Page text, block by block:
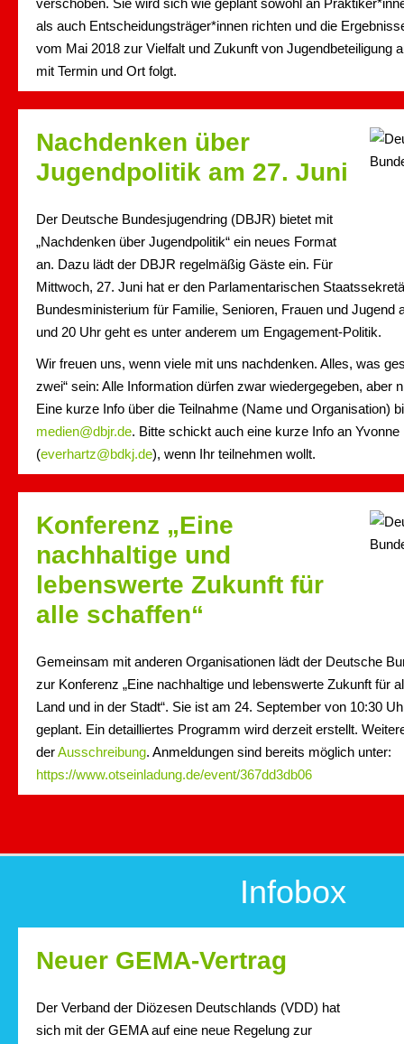
verschoben. Sie wird sich wie geplant sowohl an
als auch Entscheidungsträger*innen richten und die
vom Mai 2018 zur Vielfalt und Zukunft von Jugendbeteiligung
mit Termin und Ort folgt.
Nachdenken über
Jugendpolitik am 27. Juni
Der Deutsche Bundesjugendring (DBJR) bietet mit
„Nachdenken über Jugendpolitik“ ein neues Format
an. Dazu lädt der DBJR regelmäßig Gäste ein. Für
Mittwoch, 27. Juni hat er den Parlamentarischen
Bundesministerium für Familie, Senioren, Frauen und Jugend
und 20 Uhr geht es unter anderem um Engagement-Politik.
Wir freuen uns, wenn viele mit uns nachdenken. Alles, was
zwei“ sein: Alle Information dürfen zwar wiedergegeben, aber
Eine kurze Info über die Teilnahme (Name und Organisation)
medien@dbjr.de. Bitte schickt auch eine kurze Info an
(everhartz@bdkj.de), wenn Ihr teilnehmen wollt.
Konferenz „Eine
nachhaltige und
lebenswerte Zukunft für
alle schaffen“
Gemeinsam mit anderen Organisationen lädt der Deutsche
zur Konferenz „Eine nachhaltige und lebenswerte Zukunft für
Land und in der Stadt“. Sie ist am 24. September von 10:30
geplant. Ein detailliertes Programm wird derzeit erstellt.
derAusschreibung. Anmeldungen sind bereits möglich unter:
https://www.otseinladung.de/event/367dd3db06
Infobox
Neuer GEMA-Vertrag
Der Verband der Diözesen Deutschlands (VDD) hat
sich mit der GEMA auf eine neue Regelung zur